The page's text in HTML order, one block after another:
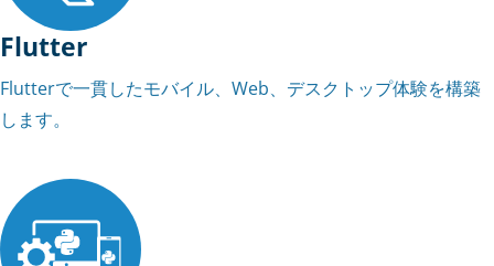
Flutter
Flutterで一貫したモバイル、Web、デスクトップ体験を構築
します。